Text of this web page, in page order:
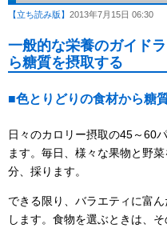
【立ち読み版】 2013年7月15日 06:30
一般的な栄養のガイド
ら糖質を摂取する
■色とりどりの食材から糖
日々のカロリー摂取の45～60
ます。毎日、様々な果物と野
分、採ります。
できる限り、バラエティに富
します。食物を選ぶときは、